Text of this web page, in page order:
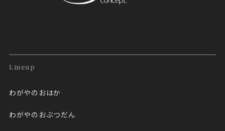
Lineup
わがやのおはか
わがやのおぶつだん